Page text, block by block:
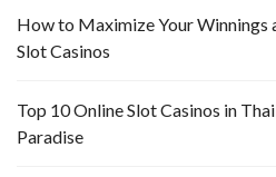
How to Maximize Your Winnings
Slot Casinos
Top 10 Online Slot Casinos in
Paradise